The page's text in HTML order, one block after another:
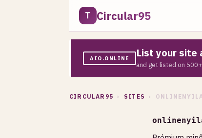
T Circular95
AIO.ONLINE List your site
and get listed on
CIRCULAR95 › SITES ›